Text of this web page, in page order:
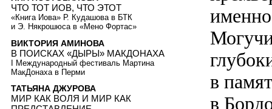
в
в
ЧТО ТОТ ИОВ, ЧТО ЭТОТ
«Книга Иова» Р. Кудашова в БТК
и Э. Някрошюса в «Мено Фортас»
ВИКТОРИЯ АМИНОВА
В ПОИСКАХ «ДЫРЫ» МАКДОНАХА
I Международный фестиваль Мартина
МакДонаха в Перми
ТАТЬЯНА ДЖУРОВА
МИР КАК ВОЛЯ И МИР КАК